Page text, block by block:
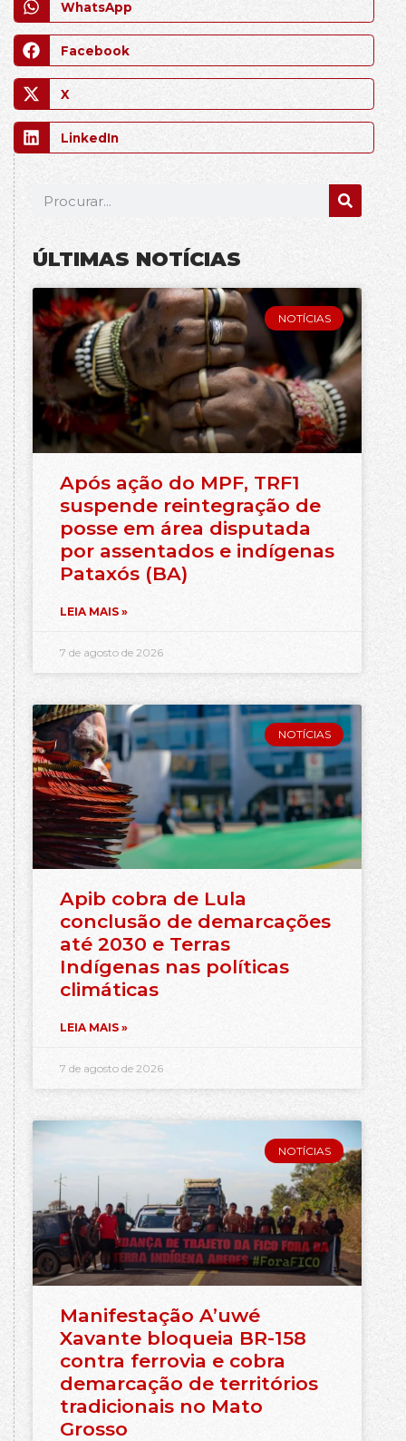
WhatsApp
Facebook
X
LinkedIn
ÚLTIMAS NOTÍCIAS
NOTÍCIAS
Após ação do MPF, TRF1
suspende reintegração de
posse em área disputada
por assentados e indígenas
Pataxós (BA)
LEIA MAIS »
7 de agosto de 2026
NOTÍCIAS
Apib cobra de Lula
conclusão de demarcações
até 2030 e Terras
Indígenas nas políticas
climáticas
LEIA MAIS »
7 de agosto de 2026
NOTÍCIAS
Manifestação A’uwé
Xavante bloqueia BR-158
contra ferrovia e cobra
demarcação de territórios
tradicionais no Mato
Grosso